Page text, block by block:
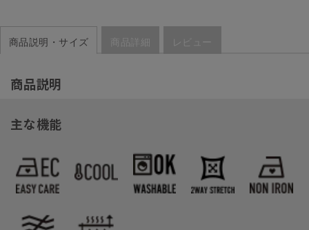
商品説明・サイズ 商品詳細 レビュー
商品説明
主な機能